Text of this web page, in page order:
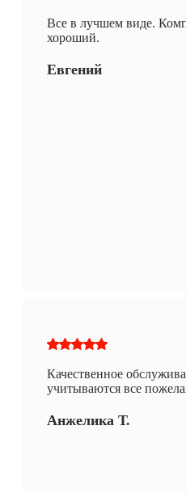
Все в лучшем виде.
хороший.
Евгений
Качественное
учитываются все
Анжелика Т.